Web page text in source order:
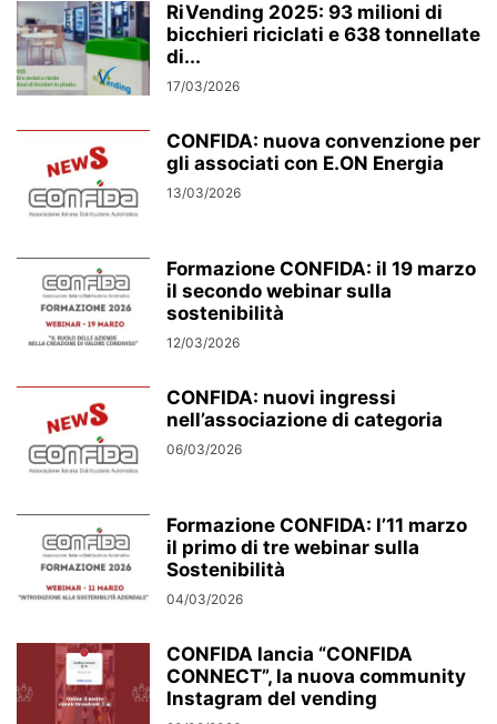
RiVending 2025: 93 milioni di
bicchieri riciclati e 638 tonnellate
di...
17/03/2026
CONFIDA: nuova convenzione per
gli associati con E.ON Energia
13/03/2026
Formazione CONFIDA: il 19 marzo
il secondo webinar sulla
sostenibilità
12/03/2026
CONFIDA: nuovi ingressi
nell’associazione di categoria
06/03/2026
Formazione CONFIDA: l’11 marzo
il primo di tre webinar sulla
Sostenibilità
04/03/2026
CONFIDA lancia “CONFIDA
CONNECT”, la nuova community
Instagram del vending